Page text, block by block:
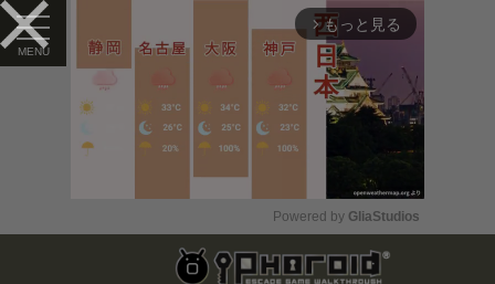
arrow_forward_ios もっと見る
Mute
Powered by GliaStudios